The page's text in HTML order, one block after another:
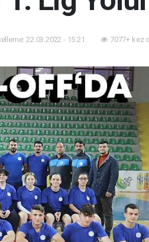
22.03.2022 - 15:21 7077+ kez